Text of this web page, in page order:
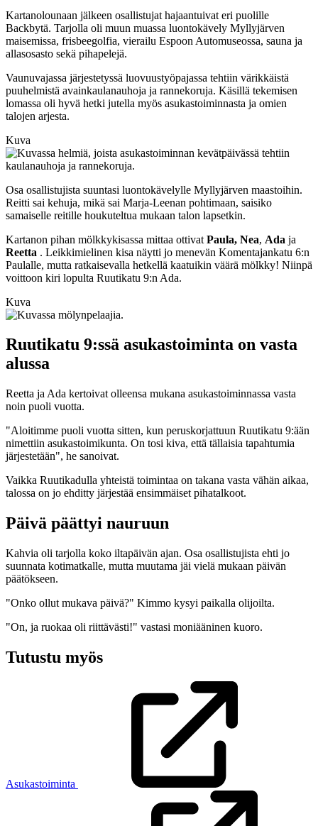
Kartanolounaan jälkeen osallistujat hajaantuivat eri puolille
Backbytä. Tarjolla oli muun muassa luontokävely Myllyjärven
maisemissa, frisbeegolfia, vierailu Espoon Automuseossa, sauna ja
allasosasto sekä pihapelejä.
Vaunuvajassa järjestetyssä luovuustyöpajassa tehtiin värikkäistä
puuhelmistä avainkaulanauhoja ja rannekoruja. Käsillä tekemisen
lomassa oli hyvä hetki jutella myös asukastoiminnasta ja omien
talojen arjesta.
Kuva
Osa osallistujista suuntasi luontokävelylle Myllyjärven maastoihin.
Reitti sai kehuja, mikä sai Marja-Leenan pohtimaan, saisiko
samaiselle reitille houkuteltua mukaan talon lapsetkin.
Kartanon pihan mölkkykisassa mittaa ottivat Paula, Nea, Ada ja
Reetta . Leikkimielinen kisa näytti jo menevän Komentajankatu 6:n
Paulalle, mutta ratkaisevalla hetkellä kaatuikin väärä mölkky! Niinpä
voittoon kiri lopulta Ruutikatu 9:n Ada.
Kuva
Ruutikatu 9:ssä asukastoiminta on vasta
alussa
Reetta ja Ada kertoivat olleensa mukana asukastoiminnassa vasta
noin puoli vuotta.
"Aloitimme puoli vuotta sitten, kun peruskorjattuun Ruutikatu 9:ään
nimettiin asukastoimikunta. On tosi kiva, että tällaisia tapahtumia
järjestetään", he sanoivat.
Vaikka Ruutikadulla yhteistä toimintaa on takana vasta vähän aikaa,
talossa on jo ehditty järjestää ensimmäiset pihatalkoot.
Päivä päättyi nauruun
Kahvia oli tarjolla koko iltapäivän ajan. Osa osallistujista ehti jo
suunnata kotimatkalle, mutta muutama jäi vielä mukaan päivän
päätökseen.
"Onko ollut mukava päivä?" Kimmo kysyi paikalla olijoilta.
"On, ja ruokaa oli riittävästi!" vastasi moniääninen kuoro.
Tutustu myös
Asukastoiminta